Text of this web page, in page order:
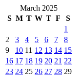
March 2025
S M T W T F S
1
2
3 4 5 6 7
8
9
10 11 12 13 14 15
16 17 18 19 20 21 22
23 24 25 26 27 28 29